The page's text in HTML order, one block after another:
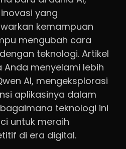
yang
kemampuan
mengubah cara
teknologi. Artikel
menyelami lebih
AI, mengeksplorasi
aplikasinya dalam
teknologi ini
untuk meraih
di era digital.